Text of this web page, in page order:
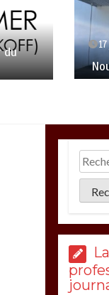
du